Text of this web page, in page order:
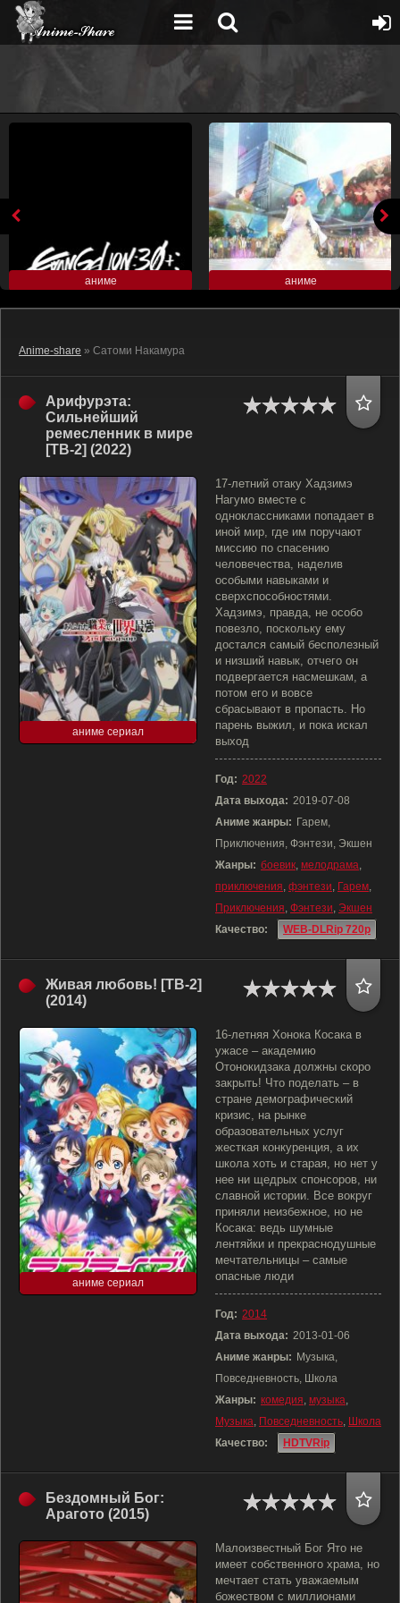
аниме аниме
Anime-share » Сатоми Накамура
Арифурэта:
Сильнейший
ремесленник в мире
[ТВ-2] (2022)
аниме сериал
17-летний отаку Хадзимэ
Нагумо вместе с
одноклассниками попадает в
иной мир, где им поручают
миссию по спасению
человечества, наделив
особыми навыками и
сверхспособностями.
Хадзимэ, правда, не особо
повезло, поскольку ему
достался самый бесполезный
и низший навык, отчего он
подвергается насмешкам, а
потом его и вовсе
сбрасывают в пропасть. Но
парень выжил, и пока искал
выход
Год: 2022
Дата выхода: 2019-07-08
Аниме жанры: Гарем,
Приключения, Фэнтези, Экшен
Жанры: боевик, мелодрама,
приключения, фэнтези, Гарем,
Приключения, Фэнтези, Экшен
Качество:
WEB-DLRip 720p
Живая любовь! [ТВ-2]
(2014)
аниме сериал
16-летняя Хонока Косака в
ужасе – академию
Отонокидзака должны скоро
закрыть! Что поделать – в
стране демографический
кризис, на рынке
образовательных услуг
жесткая конкуренция, а их
школа хоть и старая, но нет у
нее ни щедрых спонсоров, ни
славной истории. Все вокруг
приняли неизбежное, но не
Косака: ведь шумные
лентяйки и прекраснодушные
мечтательницы – самые
опасные люди
Год: 2014
Дата выхода: 2013-01-06
Аниме жанры: Музыка,
Повседневность, Школа
Жанры: комедия, музыка,
Музыка, Повседневность, Школа
Качество:
HDTVRip
Бездомный Бог:
Арагото (2015)
Малоизвестный Бог Ято не
имеет собственного храма, но
мечтает стать уважаемым
божеством с миллионами